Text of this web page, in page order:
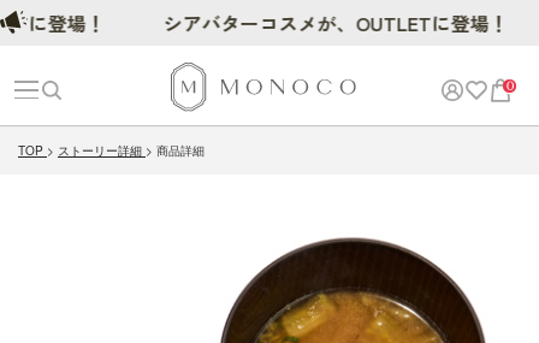
0
TOP ストーリー詳細 商品詳細
登場！ シアバターコスメが、OUTLETに登場！